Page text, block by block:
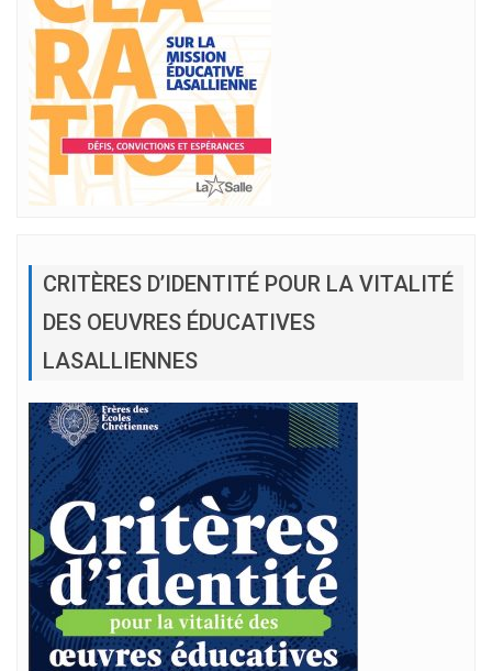
CRITÈRES D’IDENTITÉ POUR LA VITALITÉ
DES OEUVRES ÉDUCATIVES
LASALLIENNES